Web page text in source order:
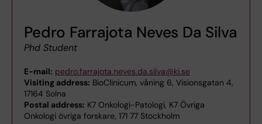
Pedro Farrajota Neves Da Silva
Phd Student
E-mail: pedro.farrajota.neves.da.silva@ki.se
Visiting address: BioClinicum, våning 6, Visionsgatan 4,
17164 Solna
Postal address: K7 Onkologi-Patologi, K7 Övriga
Onkologi övriga forskare, 171 77 Stockholm